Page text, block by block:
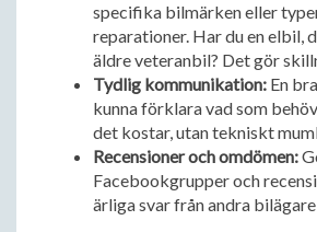
specifika bilmärken eller
reparationer. Har du en elbil,
äldre veteranbil? Det gör
Tydlig kommunikation: En
kunna förklara vad som
det kostar, utan tekniskt
Recensioner och omdömen:
Facebookgrupper och
ärliga svar från andra